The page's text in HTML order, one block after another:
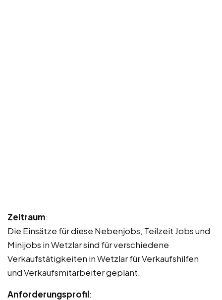
Zeitraum:
Die Einsätze für diese Nebenjobs, Teilzeit Jobs und
Minijobs in Wetzlar sind für verschiedene
Verkaufstätigkeiten in Wetzlar für Verkaufshilfen
und Verkaufsmitarbeiter geplant.
Anforderungsprofil: